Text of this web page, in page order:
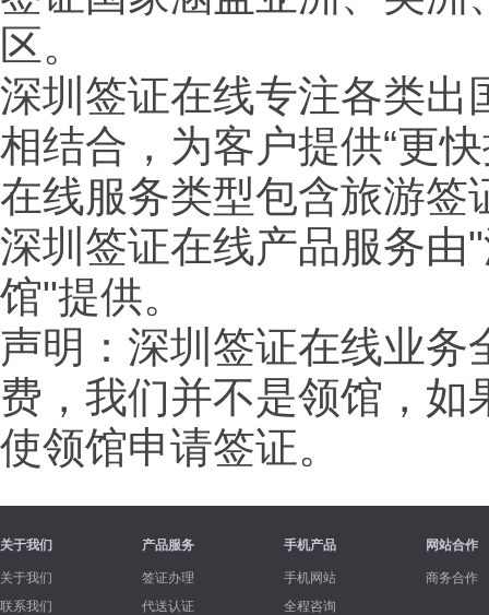
区。
深圳签证在线专注各类出
相结合，为客户提供“更
在线服务类型包含旅游签
深圳签证在线产品服务由
馆"提供。
声明：深圳签证在线业务
费，我们并不是领馆，
使领馆申请签证。
关于我们
关于我们
联系我们
产品服务
签证办理
代送认证
手机产品
手机网站
全程咨询
网站合作
商务合作